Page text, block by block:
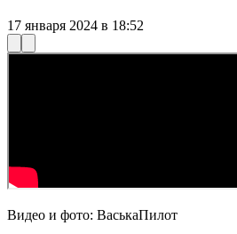
17 января 2024 в 18:52
Видео и фото: ВаськаПилот